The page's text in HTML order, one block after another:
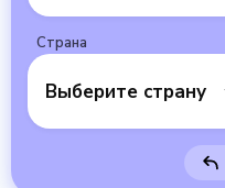
Страна
Выберите страну